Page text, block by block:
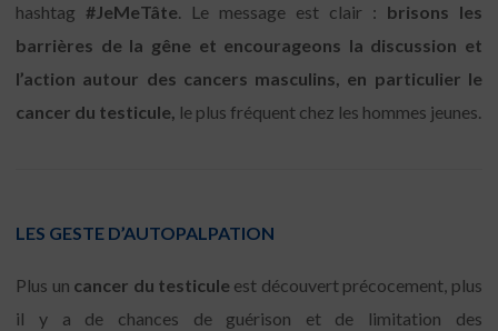
hashtag#JeMeTâte. Le message est clair : brisons les
barrières de la gêne et encourageons la discussion et
l’action autour des cancers masculins, en particulier le
cancer du testicule, le plus fréquent chez les hommes jeunes.
LES GESTE D’AUTOPALPATION
Plus un cancer du testicule est découvert précocement, plus
il y a de chances de guérison et de limitation des